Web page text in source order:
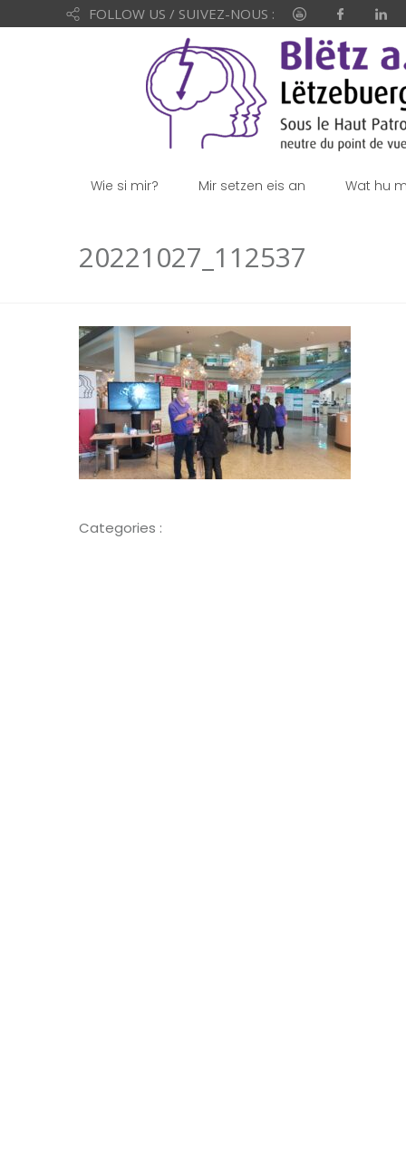
FOLLOW US / SUIVEZ-NOUS :
Wie si mir? Mir setzen eis an Wat hu
20221027_112537
Categories :